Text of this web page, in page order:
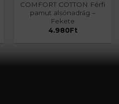
COMFORT COTTON Férfi
pamut alsónadrág –
Fekete
4.980Ft